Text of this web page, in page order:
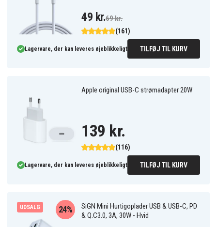
(161)
49 kr.69 kr.
Lagervare, der kan leveres øjeblikkeligt TILFØJ TIL KURV
Apple original USB-C strømadapter 20W
(116)
139 kr.
Lagervare, der kan leveres øjeblikkeligt TILFØJ TIL KURV
UDSALG
SiGN Mini Hurtigoplader USB & USB-C, PD
& Q.C3.0, 3A, 30W - Hvid
24%